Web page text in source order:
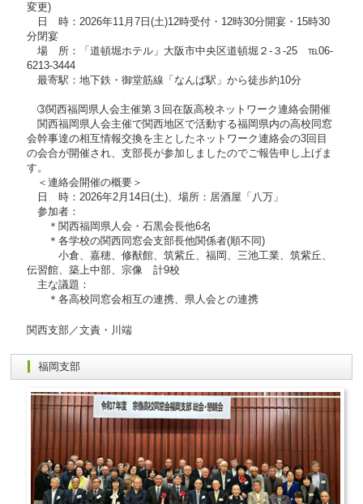
変更)
日 時：2026年11月7日(土)12時受付・12時30分開宴・15時30
分閉宴
場 所：「道頓堀ホテル」大阪市中央区道頓堀２-３-25 ℡06-
6213-3444
最寄駅：地下鉄・御堂筋線「なんば駅」から徒歩約10分
➂関西福岡県人会主催第３回在阪高校ネットワーク連絡会開催
関西福岡県人会主催で関西地区で活動する福岡県内の高校同窓
会幹事達の相互情報交換を主としたネットワーク連絡会の3回目
の会合が開催され、支部長が参加しましたのでご報告申し上げま
す。
＜連絡会開催の概要＞
日 時：2026年2月14日(土)、場所：居酒屋「八万」
参加者：
＊関西福岡県人会・石黒会長他6名
＊各学校の関西同窓会支部長他関係者(順不同)
小倉、嘉穂、修猷館、筑紫丘、福岡、三池工業、筑紫丘、
伝習館、築上中部、宗像 計9校
主な議題：
＊各高校同窓会相互の連携、県人会との連携
関西支部／文責・川端
福岡支部